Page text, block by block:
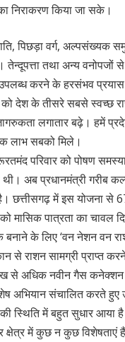
निराकरण किया जा सके।
पिछड़ा वर्ग, अल्पसंख्यक
तथा अन्य वनोपजों
करने के हरसंभव प्रयास
देश के तीसरे सबसे स्वच्छ
लगातार बढ़े। हमें
लाभ सबको मिले।
परिवार को पोषण
अब प्रधानमंत्री गरीब
छत्तीसगढ़ में इस योजना से
मासिक पात्रता का चावल
के लिए ‘वन नेशन वन
से राशन सामग्री प्राप्त
से अधिक नवीन गैस कनेक्शन
अभियान संचालित करते
स्थिति में बहुत सुधार आया
क्षेत्र में कुछ न कुछ